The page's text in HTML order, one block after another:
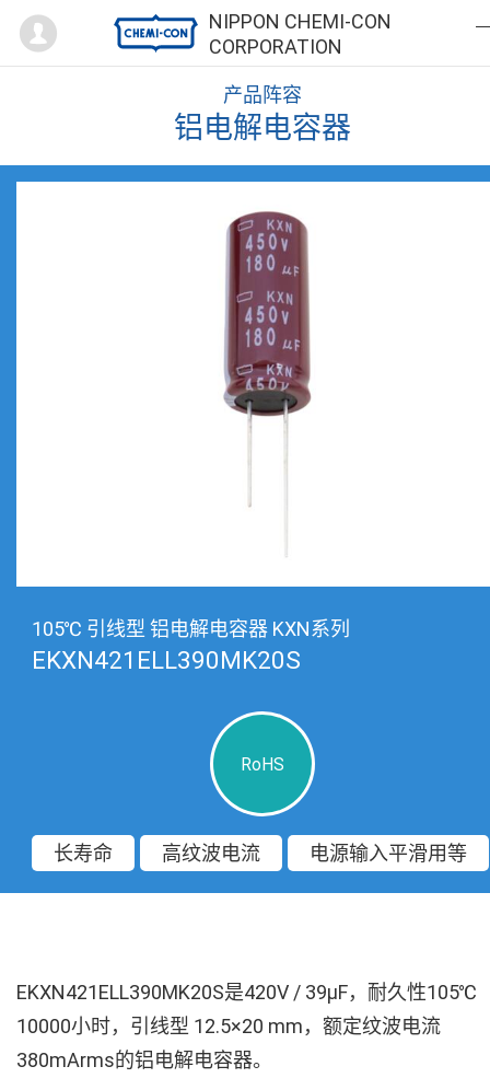
NIPPON CHEMI-CON
CORPORATION
Mypage
产品阵容
铝电解电容器
105℃ 引线型 铝电解电容器 KXN系列
EKXN421ELL390MK20S
RoHS
长寿命 高纹波电流 电源输入平滑用等
EKXN421ELL390MK20S是420V / 39µF，耐久性105℃
10000小时，引线型 12.5×20 mm，额定纹波电流
380mArms的铝电解电容器。